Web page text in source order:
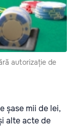
autorizație de
șase mii de lei,
alte acte de